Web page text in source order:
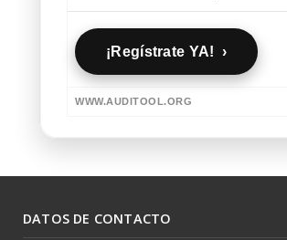
¡Regístrate YA! ›
WWW.AUDITOOL.ORG
DATOS DE CONTACTO